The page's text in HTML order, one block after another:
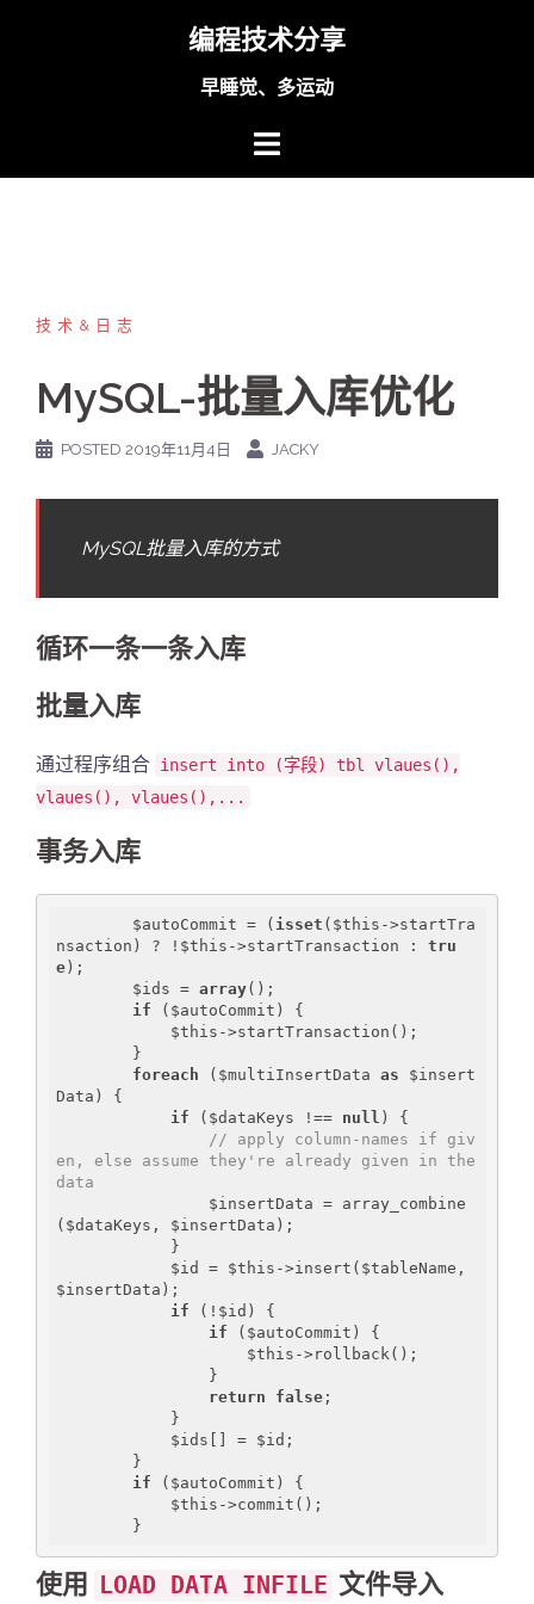
编程技术分享
早睡觉、多运动
技术&日志
MySQL-批量入库优化
POSTED 2019年11月4日 JACKY
MySQL批量入库的方式
循环一条一条入库
批量入库
通过程序组合 insert into (字段) tbl vlaues(),
vlaues(), vlaues(),...
事务入库
        $autoCommit = (
isset ($this->startTra
nsaction) ? !$this->startTransaction : tru
e );
        $ids =
array();
if ($autoCommit) {
foreach ($multiInsertData as $insert
Data) {
if ($dataKeys !== null ) {
// apply column-names if giv
en, else assume they're already given in the
data
($dataKeys, $insertData);
$insertData);
if (!$id) {
if ($autoCommit) {
return
false ;
if ($autoCommit) {
使用 LOAD DATA INFILE 文件导入